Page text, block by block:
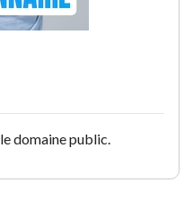
domaine public.